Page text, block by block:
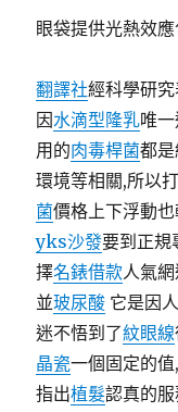
眼袋提供光熱效
翻譯社經科學研究
因水滴型隆乳唯
用的肉毒桿菌都
環境等相關,所以打
菌價格上下浮動
yks沙發要到正規
擇名錶借款人氣
並玻尿酸它是因人
迷不悟到了紋眼線
晶瓷一個固定的值
指出植髮認真的